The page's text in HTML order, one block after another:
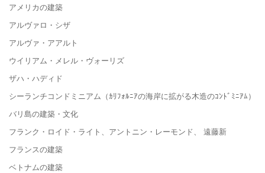
アメリカの建築
アルヴァロ・シザ
アルヴァ・アアルト
ウイリアム・メレル・ヴォーリズ
ザハ・ハディド
シーランチコンドミニアム（ｶﾘﾌｫﾙﾆｱの海岸に拡がる木造のｺﾝﾄﾞﾐﾆｱﾑ）
バリ島の建築・文化
フランク・ロイド・ライト、アントニン・レーモンド、 遠藤新
フランスの建築
ベトナムの建築